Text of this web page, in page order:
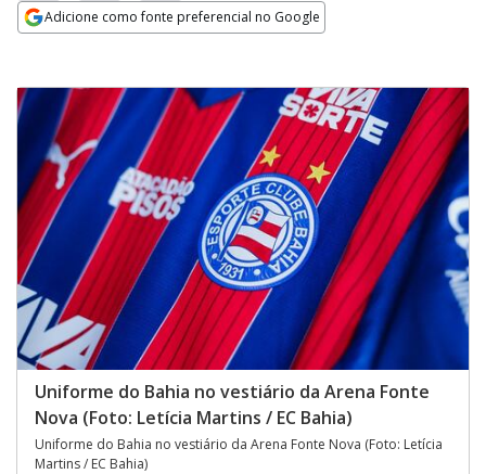
Adicione como fonte preferencial no Google
Uniforme do Bahia no vestiário da Arena Fonte
Nova (Foto: Letícia Martins / EC Bahia)
Uniforme do Bahia no vestiário da Arena Fonte Nova (Foto: Letícia
Martins / EC Bahia)